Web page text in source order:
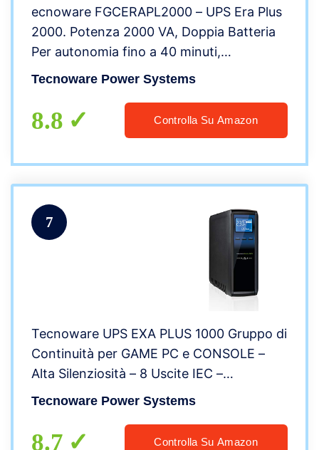
ecnoware FGCERAPL2000 – UPS Era Plus
2000. Potenza 2000 VA, Doppia Batteria
Per autonomia fino a 40 minuti,
Stabilizzazione AVR â USB con Software
Win/Mac
Tecnoware Power Systems
8.8 Controlla Su Amazon
7
Tecnoware UPS EXA PLUS 1000 Gruppo di
Continuità per GAME PC e CONSOLE –
Alta Silenziosità – 8 Uscite IEC –
Autonomia fino a 30 min – Potenza 1000
Tecnoware Power Systems
8.7 Controlla Su Amazon